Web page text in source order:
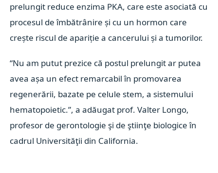
prelungit reduce enzima PKA, care este asociată cu
procesul de îmbătrânire și cu un hormon care
crește riscul de apariție a cancerului și a tumorilor.
“Nu am putut prezice că postul prelungit ar putea
avea așa un efect remarcabil în promovarea
regenerării, bazate pe celule stem, a sistemului
hematopoietic.”, a adăugat prof. Valter Longo,
profesor de gerontologie şi de ştiinţe biologice în
cadrul Universităţii din California.